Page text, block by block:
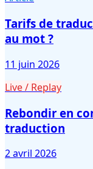
Tarifs de
au mot ?
11 juin 2026
Live / Replay
Rebondir en
traduction
2 avril 2026